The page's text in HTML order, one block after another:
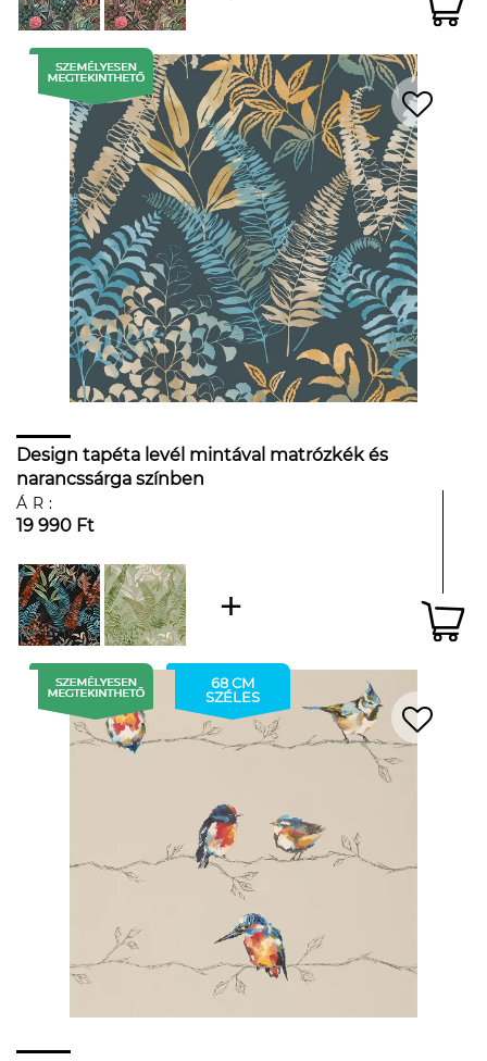
Design tapéta levél mintával matrózkék és
narancssárga színben
ÁR:
19 990 Ft
68 CM
SZÉLES